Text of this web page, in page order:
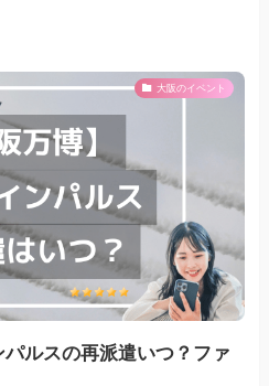
大阪のイベント
パルスの再派遣いつ？ファ